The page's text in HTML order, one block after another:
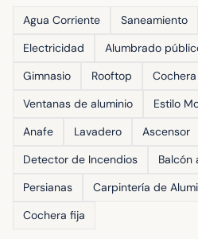
Agua Corriente Saneamiento
Electricidad
Alumbrado
Gimnasio
Rooftop
Ventanas de aluminio
Estilo
Anafe
Lavadero Ascensor
Detector de Incendios
Balcón
Persianas
Carpintería de
Cochera fija